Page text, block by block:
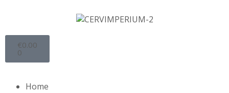
€0.00
0
Home